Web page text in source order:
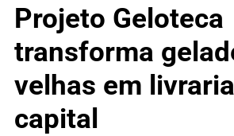
Projeto Geloteca
transforma
velhas em
capital